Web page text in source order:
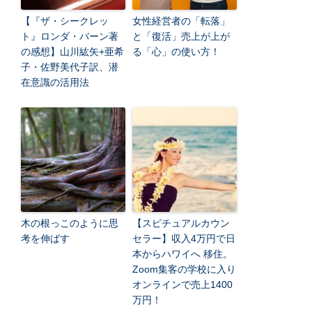
【『ザ・シークレッ
ト』ロンダ・バーン著
の感想】山川紘矢+亜希
子・佐野美代子訳、潜
在意識の活用法
女性経営者の「転落」
と「復活」売上が上が
る「心」の使い方！
木の根っこのように思
考を伸ばす
【スピチュアルカウン
セラー】収入4万円で日
本からハワイへ 移住。
Zoom集客の学校に入り
オンラインで売上1400
万円！